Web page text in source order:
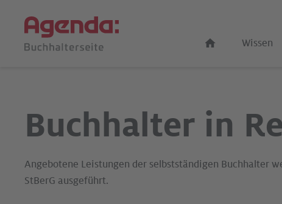
Wissen
Buchhalter in
Angebotene Leistungen der selbstständigen Buchhalter
StBerG ausgeführt.